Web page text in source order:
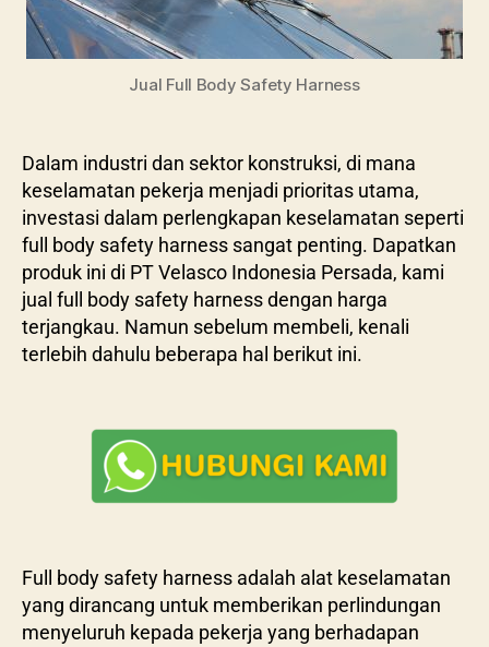
Jual Full Body Safety Harness
Dalam industri dan sektor konstruksi, di mana
keselamatan pekerja menjadi prioritas utama,
investasi dalam perlengkapan keselamatan seperti
full body safety harness sangat penting. Dapatkan
produk ini di PT Velasco Indonesia Persada, kami
jual full body safety harness dengan harga
terjangkau. Namun sebelum membeli, kenali
terlebih dahulu beberapa hal berikut ini.
Full body safety harness adalah alat keselamatan
yang dirancang untuk memberikan perlindungan
menyeluruh kepada pekerja yang berhadapan